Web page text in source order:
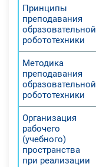
Принципы
преподавания
образовательной
робототехники
Методика
преподавания
образовательной
робототехники
Организация
рабочего
(учебного)
пространства
при реализации